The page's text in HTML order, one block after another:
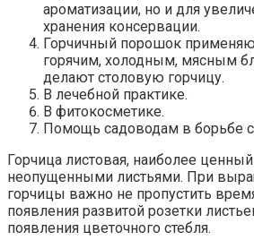
ароматизации, но и для
хранения консервации.
Горчичный порошок
горячим, холодным, мясным
делают столовую горчицу.
В лечебной практике.
В фитокосметике.
Помощь садоводам в борьбе
Горчица листовая, наиболее
неопущенными листьями. При
горчицы важно не пропустить
появления развитой розетки
появления цветочного стебля.